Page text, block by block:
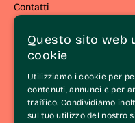
Contatti
VIVERE EL LANGHE
Vivi la strada
Eventi e iniziative
Esperienze
Itinerari
Questo sito web
cookie
Utilizziamo i cookie per
contenuti, annunci e per
traffico. Condividiamo
sul tuo utilizzo del nostro